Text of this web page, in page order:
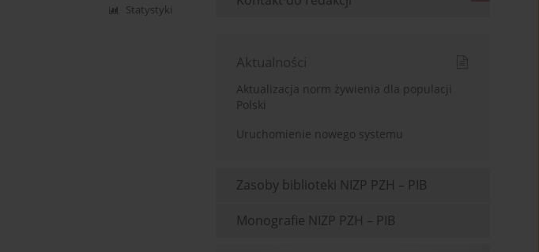
Statystyki
Aktualności
Aktualizacja norm żywienia dla populacji
Polski
Uruchomienie nowego systemu
Zasoby biblioteki NIZP PZH – PIB
Monografie NIZP PZH – PIB